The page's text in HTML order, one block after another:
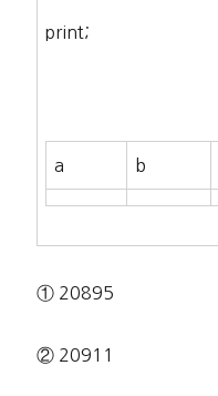
print;
a b
① 20895
② 20911